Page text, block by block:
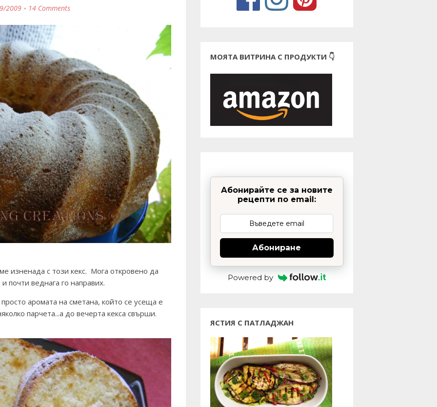
2009 14 Comments
изненада с този кекс. Мога откровено да
почти веднага го направих.
аромата на сметана, който се усеща е
парчета...а до вечерта кекса свърши.
МОЯТА ВИТРИНА С ПРОДУКТИ 👇
Абонирайте се за новите
рецепти по email:
Абониране
Powered by
ЯСТИЯ С ПАТЛАДЖАН